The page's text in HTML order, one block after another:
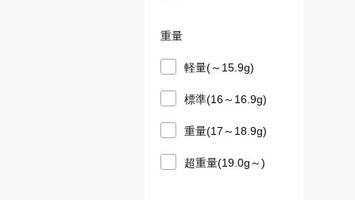
重量
軽量(～15.9g)
標準(16～16.9g)
重量(17～18.9g)
超重量(19.0g～)